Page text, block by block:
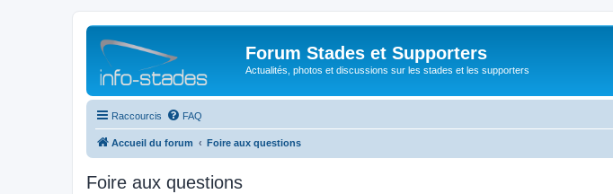
Forum Stades et Supporters
Actualités, photos et discussions sur les stades et les supporters
Raccourcis FAQ
Accueil du forum Foire aux questions
Foire aux questions